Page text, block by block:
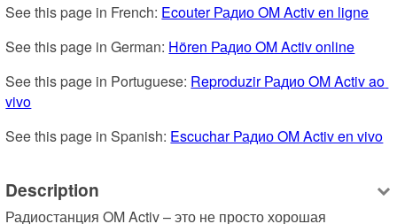
See this page in French: Ecouter Радио OM Activ en ligne
See this page in German: Hören Радио OM Activ online
See this page in Portuguese: Reproduzir Радио OM Activ ao
vivo
See this page in Spanish: Escuchar Радио OM Activ en vivo
Description
Радиостанция OM Activ – это не просто хорошая